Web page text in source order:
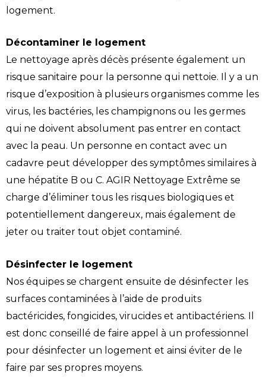
logement.
Décontaminer le logement
Le nettoyage après décès présente également un
risque sanitaire pour la personne qui nettoie. Il y a un
risque d’exposition à plusieurs organismes comme les
virus, les bactéries, les champignons ou les germes
qui ne doivent absolument pas entrer en contact
avec la peau. Un personne en contact avec un
cadavre peut développer des symptômes similaires à
une hépatite B ou C. AGIR Nettoyage Extrême se
charge d’éliminer tous les risques biologiques et
potentiellement dangereux, mais également de
jeter ou traiter tout objet contaminé.
Désinfecter le logement
Nos équipes se chargent ensuite de désinfecter les
surfaces contaminées à l’aide de produits
bactéricides, fongicides, virucides et antibactériens. Il
est donc conseillé de faire appel à un professionnel
pour désinfecter un logement et ainsi éviter de le
faire par ses propres moyens.